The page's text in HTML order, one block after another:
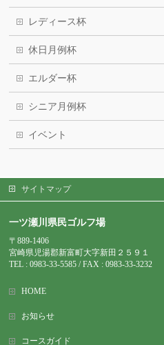
レディース杯
休日月例杯
エルダー杯
シニア月例杯
イベント
サイトマップ
一ツ瀬川県民ゴルフ場
〒889-1406
宮崎県児湯郡新富町大字新田２５９１
TEL : 0983-33-5585 / FAX : 0983-33-3232
HOME
お知らせ
コースガイド